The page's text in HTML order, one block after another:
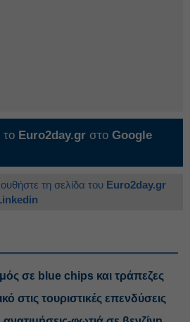
Euro2day.gr στο Google
τη σελίδα του Euro2day.gr
σε blue chips και τράπεζες
στις τουριστικές επενδύσεις